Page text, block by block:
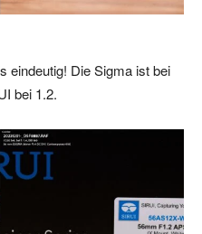
eindeutig! Die Sigma ist bei
bei 1.2.